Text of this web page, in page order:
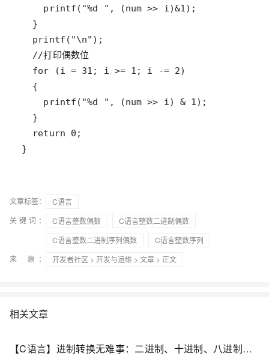
}
文章标签：
C语言
关键词：
C语言整数偶数
C语言整数二进制偶数
C语言整数二进制序列偶数
C语言整数序列
来 源：
开发者社区 > 开发与运维 > 文章 > 正文
相关文章
【C语言】进制转换无难事：二进制、十进制、八进制与十六进制的全解析与实例